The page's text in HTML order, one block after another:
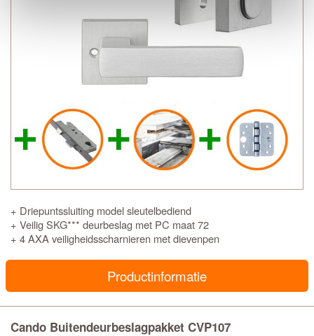
+ Driepuntssluiting model sleutelbediend
+ Veilig SKG*** deurbeslag met PC maat 72
+ 4 AXA veiligheidsscharnieren met dievenpen
Productinformatie
Cando Buitendeurbeslagpakket CVP107